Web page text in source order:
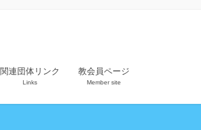
関連団体リンク
Links
教会員ページ
Member site